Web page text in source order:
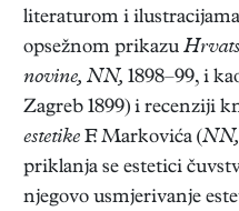
literaturom i
opsežnom prikazu
novine, NN, 1898–99, i
Zagreb 1899) i recenziji
estetike F. Markovića (NN,
priklanja se estetici
njegovo usmjerivanje